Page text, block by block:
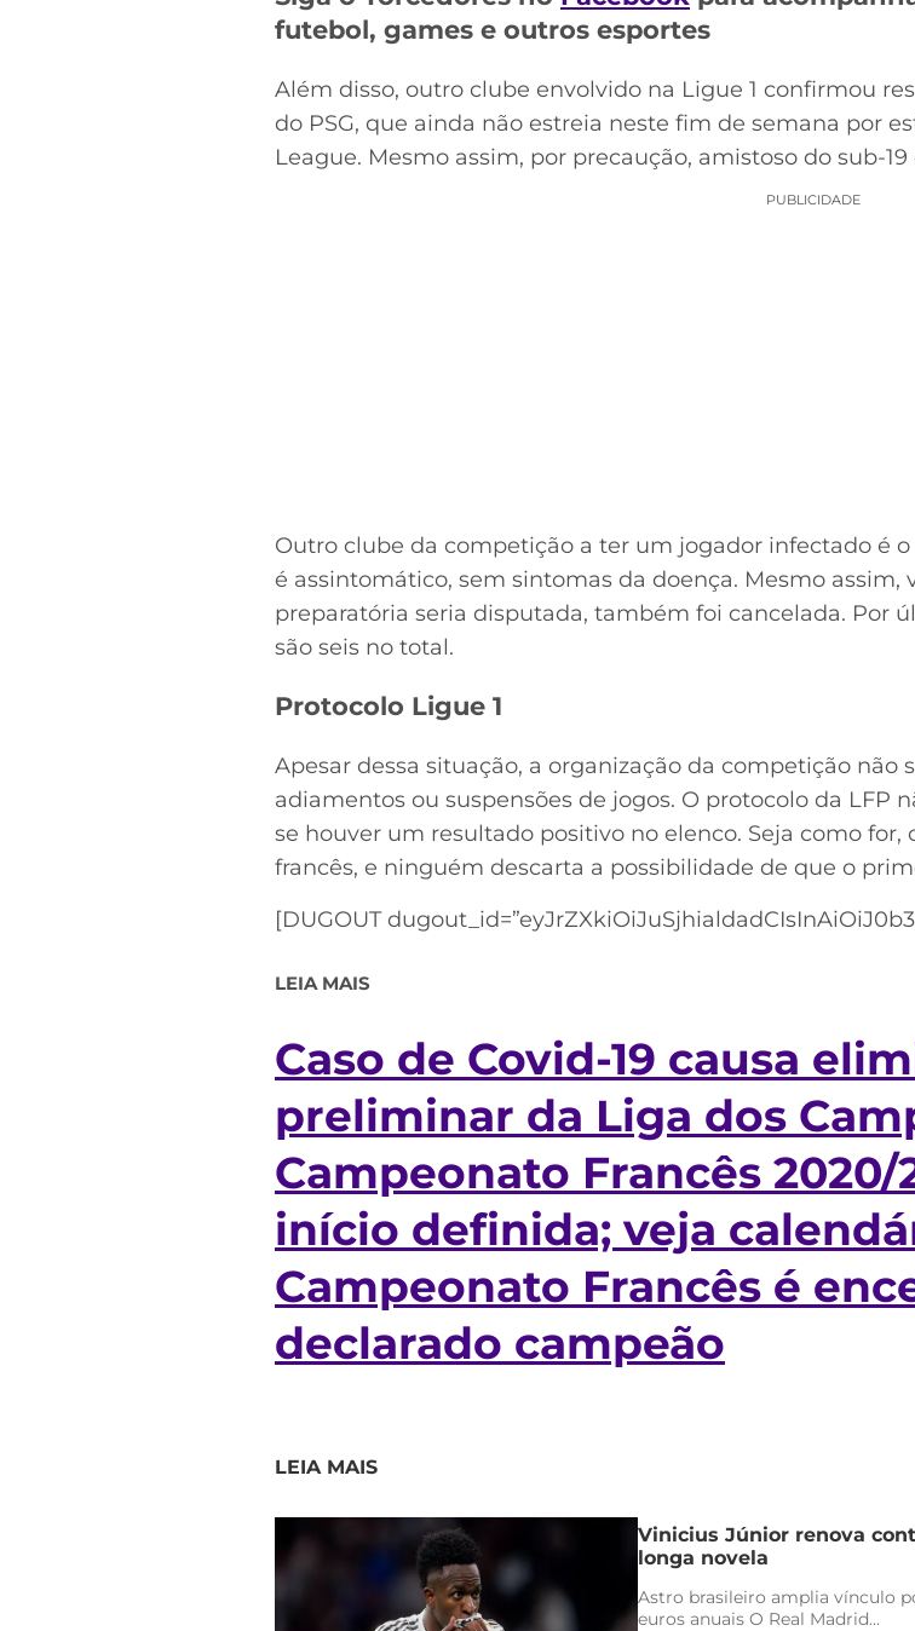
futebol, games e outros esportes
Além disso, outro clube envolvido na Ligue 1 confirmou
do PSG, que ainda não estreia neste fim de semana por
League. Mesmo assim, por precaução, amistoso do sub-
PUBLICIDADE
Outro clube da competição a ter um jogador infectado é
é assintomático, sem sintomas da doença. Mesmo
preparatória seria disputada, também foi cancelada. Por
são seis no total.
Protocolo Ligue 1
Apesar dessa situação, a organização da competição não
adiamentos ou suspensões de jogos. O protocolo da LFP
se houver um resultado positivo no elenco. Seja como
francês, e ninguém descarta a possibilidade de que o
[DUGOUT
LEIA MAIS
Caso de Covid-19 causa
preliminar da Liga dos
Campeonato Francês 2020/
início definida; veja
Campeonato Francês é
declarado campeão
LEIA MAIS
Vinicius Júnior renova
longa novela
Astro brasileiro amplia vínculo
euros anuais O Real Madrid...